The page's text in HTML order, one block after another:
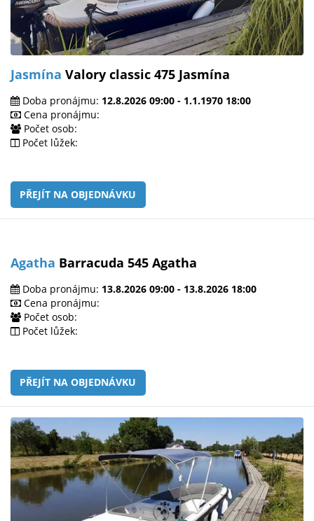
Jasmína Valory classic 475 Jasmína
Doba pronájmu: 12.8.2026 09:00 - 1.1.1970 18:00
Cena pronájmu:
Počet osob:
Počet lůžek:
PŘEJÍT NA OBJEDNÁVKU
Agatha Barracuda 545 Agatha
Doba pronájmu: 13.8.2026 09:00 - 13.8.2026 18:00
Cena pronájmu:
Počet osob:
Počet lůžek:
PŘEJÍT NA OBJEDNÁVKU